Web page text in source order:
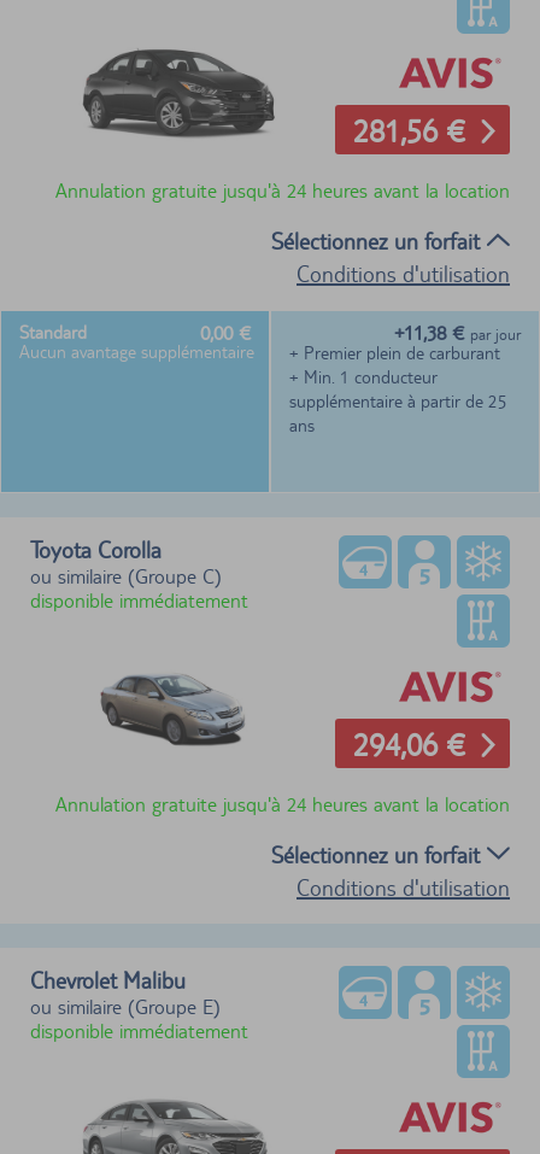
281,56 €
Annulation gratuite jusqu'à 24 heures avant la location
Sélectionnez un forfait
Conditions d'utilisation
Standard
Aucun avantage supplémentaire
0,00 €
+ Premier plein de carburant
+ Min. 1 conducteur
supplémentaire à partir de 25
ans
+11,38 € par jour
Toyota Corolla
ou similaire (Groupe C)
disponible immédiatement
294,06 €
Annulation gratuite jusqu'à 24 heures avant la location
Sélectionnez un forfait
Conditions d'utilisation
Chevrolet Malibu
ou similaire (Groupe E)
disponible immédiatement